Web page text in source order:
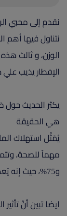
نقدم إلى محبي
نتناول فيها أهم
الوزن، و ثالث
الإفطار يذيب
يكثر الحديث حول
هي الحقيقة
يُمَثّل استهلاك
و75%، حيث إنه يُعدّ المُكوّن الأساسي لكُل من الدم، والعُصارة
ايضا تبين أنّ